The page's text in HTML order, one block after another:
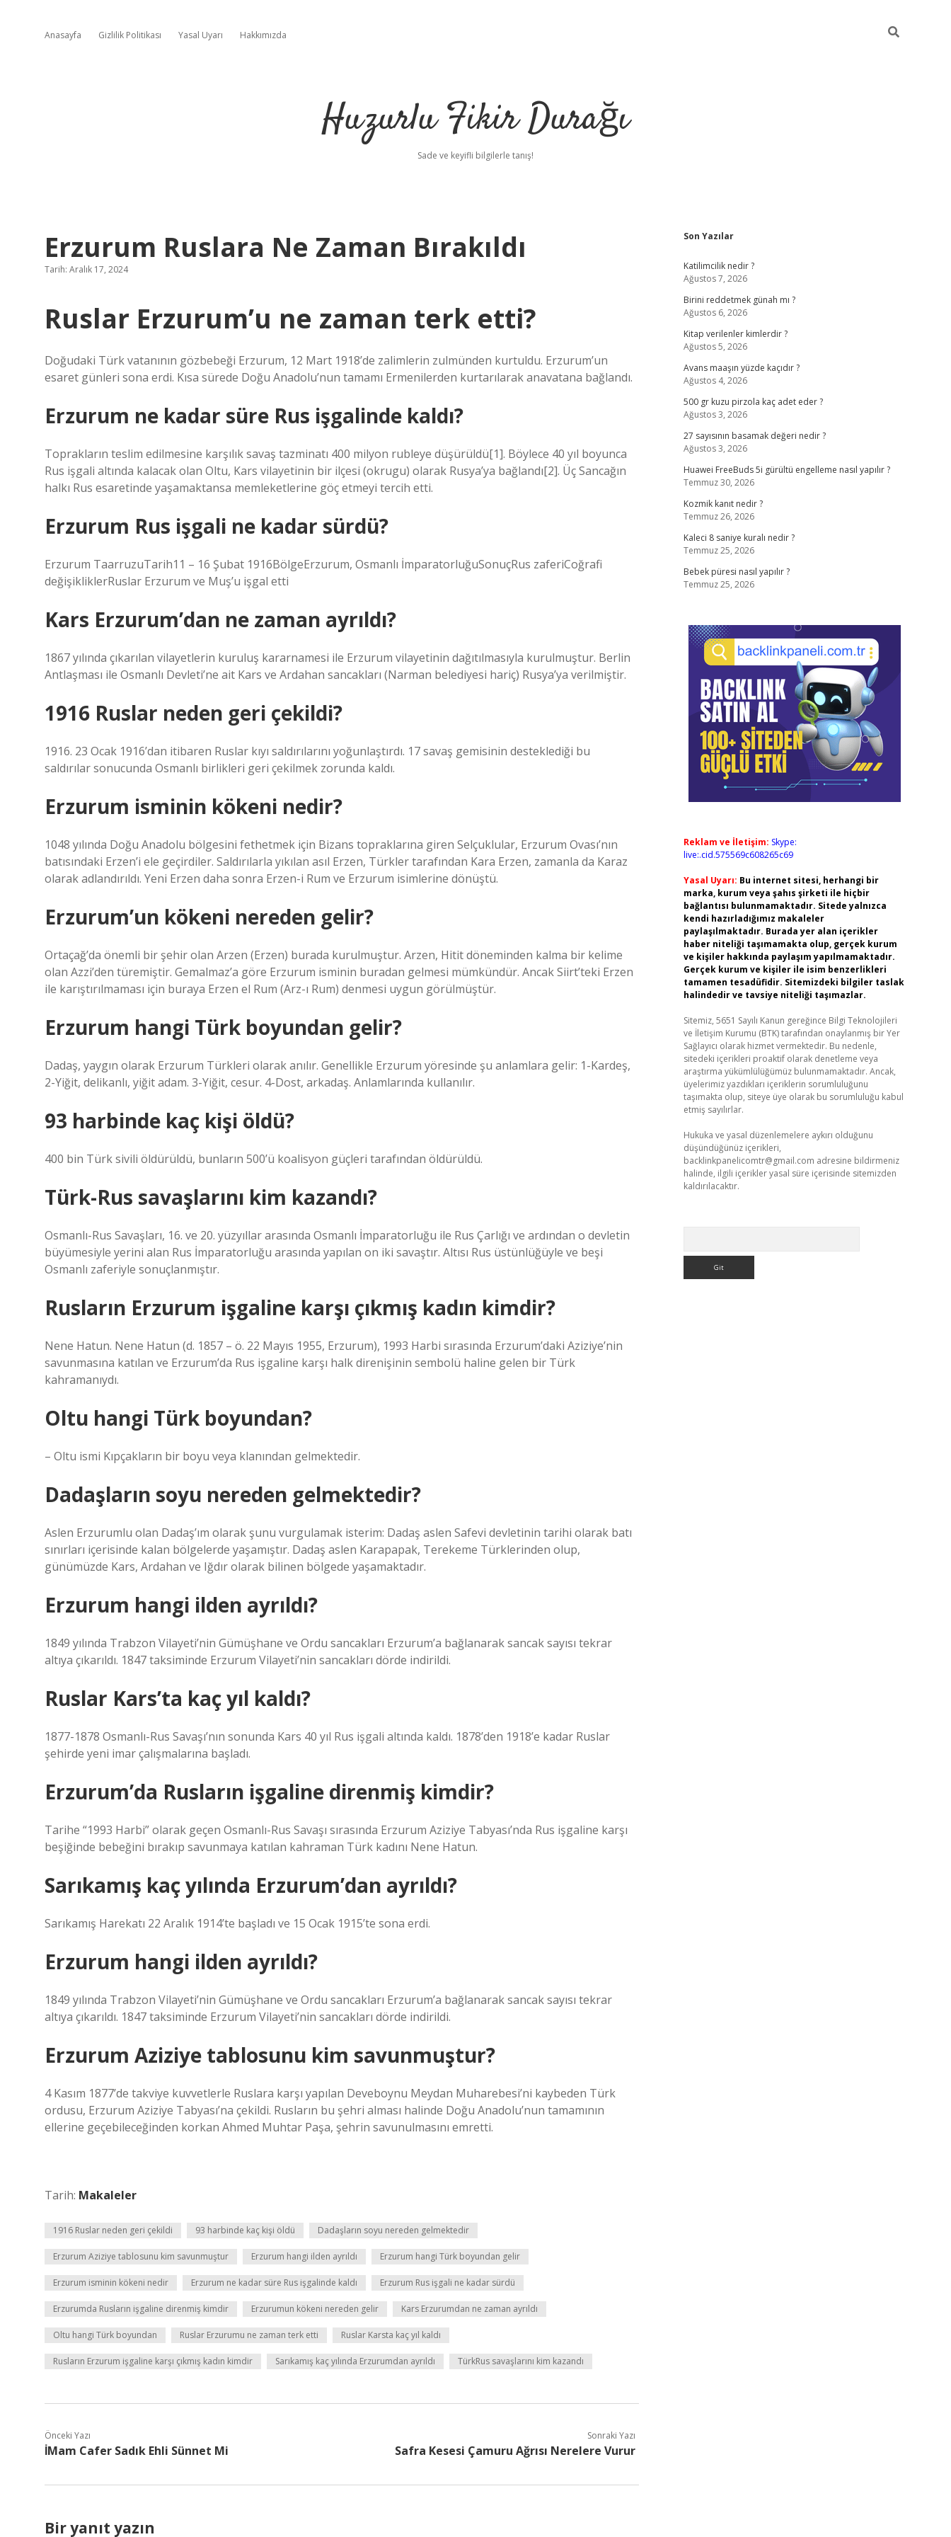
Anasayfa Gizlilik Politikası Yasal Uyarı Hakkımızda
Huzurlu Fikir Durağı
Sade ve keyifli bilgilerle tanış!
Erzurum Ruslara Ne Zaman Bırakıldı
Tarih: Aralık 17, 2024
Ruslar Erzurum’u ne zaman terk etti?
Doğudaki Türk vatanının gözbebeği Erzurum, 12 Mart 1918’de zalimlerin zulmünden kurtuldu. Erzurum’un
esaret günleri sona erdi. Kısa sürede Doğu Anadolu’nun tamamı Ermenilerden kurtarılarak anavatana bağlandı.
Erzurum ne kadar süre Rus işgalinde kaldı?
Toprakların teslim edilmesine karşılık savaş tazminatı 400 milyon rubleye düşürüldü[1]. Böylece 40 yıl boyunca
Rus işgali altında kalacak olan Oltu, Kars vilayetinin bir ilçesi (okrugu) olarak Rusya’ya bağlandı[2]. Üç Sancağın
halkı Rus esaretinde yaşamaktansa memleketlerine göç etmeyi tercih etti.
Erzurum Rus işgali ne kadar sürdü?
Erzurum TaarruzuTarih11 – 16 Şubat 1916BölgeErzurum, Osmanlı İmparatorluğuSonuçRus zaferiCoğrafi
değişikliklerRuslar Erzurum ve Muş’u işgal etti
Kars Erzurum’dan ne zaman ayrıldı?
1867 yılında çıkarılan vilayetlerin kuruluş kararnamesi ile Erzurum vilayetinin dağıtılmasıyla kurulmuştur. Berlin
Antlaşması ile Osmanlı Devleti’ne ait Kars ve Ardahan sancakları (Narman belediyesi hariç) Rusya’ya verilmiştir.
1916 Ruslar neden geri çekildi?
1916. 23 Ocak 1916’dan itibaren Ruslar kıyı saldırılarını yoğunlaştırdı. 17 savaş gemisinin desteklediği bu
saldırılar sonucunda Osmanlı birlikleri geri çekilmek zorunda kaldı.
Erzurum isminin kökeni nedir?
1048 yılında Doğu Anadolu bölgesini fethetmek için Bizans topraklarına giren Selçuklular, Erzurum Ovası’nın
batısındaki Erzen’i ele geçirdiler. Saldırılarla yıkılan asıl Erzen, Türkler tarafından Kara Erzen, zamanla da Karaz
olarak adlandırıldı. Yeni Erzen daha sonra Erzen-i Rum ve Erzurum isimlerine dönüştü.
Erzurum’un kökeni nereden gelir?
Ortaçağ’da önemli bir şehir olan Arzen (Erzen) burada kurulmuştur. Arzen, Hitit döneminden kalma bir kelime
olan Azzi’den türemiştir. Gemalmaz’a göre Erzurum isminin buradan gelmesi mümkündür. Ancak Siirt’teki Erzen
ile karıştırılmaması için buraya Erzen el Rum (Arz-ı Rum) denmesi uygun görülmüştür.
Erzurum hangi Türk boyundan gelir?
Dadaş, yaygın olarak Erzurum Türkleri olarak anılır. Genellikle Erzurum yöresinde şu anlamlara gelir: 1-Kardeş,
2-Yiğit, delikanlı, yiğit adam. 3-Yiğit, cesur. 4-Dost, arkadaş. Anlamlarında kullanılır.
93 harbinde kaç kişi öldü?
400 bin Türk sivili öldürüldü, bunların 500’ü koalisyon güçleri tarafından öldürüldü.
Türk-Rus savaşlarını kim kazandı?
Osmanlı-Rus Savaşları, 16. ve 20. yüzyıllar arasında Osmanlı İmparatorluğu ile Rus Çarlığı ve ardından o devletin
büyümesiyle yerini alan Rus İmparatorluğu arasında yapılan on iki savaştır. Altısı Rus üstünlüğüyle ve beşi
Osmanlı zaferiyle sonuçlanmıştır.
Rusların Erzurum işgaline karşı çıkmış kadın kimdir?
Nene Hatun. Nene Hatun (d. 1857 – ö. 22 Mayıs 1955, Erzurum), 1993 Harbi sırasında Erzurum’daki Aziziye’nin
savunmasına katılan ve Erzurum’da Rus işgaline karşı halk direnişinin sembolü haline gelen bir Türk
kahramanıydı.
Oltu hangi Türk boyundan?
– Oltu ismi Kıpçakların bir boyu veya klanından gelmektedir.
Dadaşların soyu nereden gelmektedir?
Aslen Erzurumlu olan Dadaş’ım olarak şunu vurgulamak isterim: Dadaş aslen Safevi devletinin tarihi olarak batı
sınırları içerisinde kalan bölgelerde yaşamıştır. Dadaş aslen Karapapak, Terekeme Türklerinden olup,
günümüzde Kars, Ardahan ve Iğdır olarak bilinen bölgede yaşamaktadır.
Erzurum hangi ilden ayrıldı?
1849 yılında Trabzon Vilayeti’nin Gümüşhane ve Ordu sancakları Erzurum’a bağlanarak sancak sayısı tekrar
altıya çıkarıldı. 1847 taksiminde Erzurum Vilayeti’nin sancakları dörde indirildi.
Ruslar Kars’ta kaç yıl kaldı?
1877-1878 Osmanlı-Rus Savaşı’nın sonunda Kars 40 yıl Rus işgali altında kaldı. 1878’den 1918’e kadar Ruslar
şehirde yeni imar çalışmalarına başladı.
Erzurum’da Rusların işgaline direnmiş kimdir?
Tarihe “1993 Harbi” olarak geçen Osmanlı-Rus Savaşı sırasında Erzurum Aziziye Tabyası’nda Rus işgaline karşı
beşiğinde bebeğini bırakıp savunmaya katılan kahraman Türk kadını Nene Hatun.
Sarıkamış kaç yılında Erzurum’dan ayrıldı?
Sarıkamış Harekatı 22 Aralık 1914’te başladı ve 15 Ocak 1915’te sona erdi.
Erzurum hangi ilden ayrıldı?
1849 yılında Trabzon Vilayeti’nin Gümüşhane ve Ordu sancakları Erzurum’a bağlanarak sancak sayısı tekrar
altıya çıkarıldı. 1847 taksiminde Erzurum Vilayeti’nin sancakları dörde indirildi.
Erzurum Aziziye tablosunu kim savunmuştur?
4 Kasım 1877’de takviye kuvvetlerle Ruslara karşı yapılan Deveboynu Meydan Muharebesi’ni kaybeden Türk
ordusu, Erzurum Aziziye Tabyası’na çekildi. Rusların bu şehri alması halinde Doğu Anadolu’nun tamamının
ellerine geçebileceğinden korkan Ahmed Muhtar Paşa, şehrin savunulmasını emretti.
Tarih: Makaleler
1916 Ruslar neden geri çekildi 93 harbinde kaç kişi öldü Dadaşların soyu nereden gelmektedir
Erzurum Aziziye tablosunu kim savunmuştur Erzurum hangi ilden ayrıldı Erzurum hangi Türk boyundan gelir
Erzurum isminin kökeni nedir Erzurum ne kadar süre Rus işgalinde kaldı Erzurum Rus işgali ne kadar sürdü
Erzurumda Rusların işgaline direnmiş kimdir Erzurumun kökeni nereden gelir Kars Erzurumdan ne zaman ayrıldı
Oltu hangi Türk boyundan Ruslar Erzurumu ne zaman terk etti Ruslar Karsta kaç yıl kaldı
Rusların Erzurum işgaline karşı çıkmış kadın kimdir Sarıkamış kaç yılında Erzurumdan ayrıldı TürkRus savaşlarını kim kazandı
Önceki Yazı
İMam Cafer Sadık Ehli Sünnet Mi
Sonraki Yazı
Safra Kesesi Çamuru Ağrısı Nerelere Vurur
Bir yanıt yazın
Sidebar
Son Yazılar
Katilimcilik nedir ?
Ağustos 7, 2026
Birini reddetmek günah mı ?
Ağustos 6, 2026
Kitap verilenler kimlerdir ?
Ağustos 5, 2026
Avans maaşın yüzde kaçıdır ?
Ağustos 4, 2026
500 gr kuzu pirzola kaç adet eder ?
Ağustos 3, 2026
27 sayısının basamak değeri nedir ?
Ağustos 3, 2026
Huawei FreeBuds 5i gürültü engelleme nasıl yapılır ?
Temmuz 30, 2026
Kozmik kanıt nedir ?
Temmuz 26, 2026
Kaleci 8 saniye kuralı nedir ?
Temmuz 25, 2026
Bebek püresi nasıl yapılır ?
Temmuz 25, 2026
Reklam ve İletişim: Skype:
live:.cid.575569c608265c69
Yasal Uyarı: Bu internet sitesi, herhangi bir
marka, kurum veya şahıs şirketi ile hiçbir
bağlantısı bulunmamaktadır. Sitede yalnızca
kendi hazırladığımız makaleler
paylaşılmaktadır. Burada yer alan içerikler
haber niteliği taşımamakta olup, gerçek kurum
ve kişiler hakkında paylaşım yapılmamaktadır.
Gerçek kurum ve kişiler ile isim benzerlikleri
tamamen tesadüfidir. Sitemizdeki bilgiler taslak
halindedir ve tavsiye niteliği taşımazlar.
Sitemiz, 5651 Sayılı Kanun gereğince Bilgi Teknolojileri
ve İletişim Kurumu (BTK) tarafından onaylanmış bir Yer
Sağlayıcı olarak hizmet vermektedir. Bu nedenle,
sitedeki içerikleri proaktif olarak denetleme veya
araştırma yükümlülüğümüz bulunmamaktadır. Ancak,
üyelerimiz yazdıkları içeriklerin sorumluluğunu
taşımakta olup, siteye üye olarak bu sorumluluğu kabul
etmiş sayılırlar.
Hukuka ve yasal düzenlemelere aykırı olduğunu
düşündüğünüz içerikleri,
backlinkpanelicomtr@gmail.com adresine bildirmeniz
halinde, ilgili içerikler yasal süre içerisinde sitemizden
kaldırılacaktır.
ilbet girişhttps://betexpergiris.casino/